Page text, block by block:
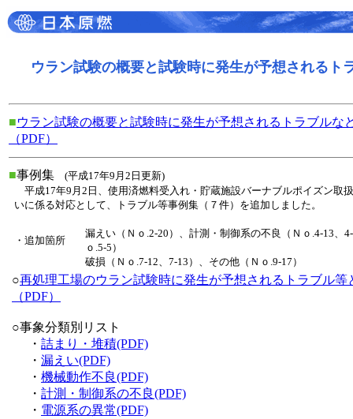
ウラン試験の概要と試験時に発生が予想されるト
■ウラン試験の概要と試験時に発生が予想されるトラブルな
（PDF）
■事例集 (平成17年9月2日更新)
平成17年9月2日、使用済燃料受入れ・貯蔵施設バーナブルポイズン取
いに係る対応として、トラブル等事例集（７件）を追加しました。
・追加箇所
漏えい（Ｎｏ.2-20）、計測・制御系の不良（Ｎｏ.4-13、
ｏ.5-5）
破損（Ｎｏ.7-12、7-13）、その他（Ｎｏ.9-17）
○再処理工場のウラン試験時に発生が予想されるトラブル等
（PDF）
○事象分類別リスト
・ 詰まり・堆積(PDF)
・ 漏えい(PDF)
・ 機械動作不良(PDF)
・ 計測・制御系の不良(PDF)
・ 電源系の異常(PDF)